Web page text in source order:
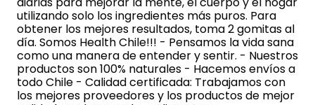
utilizando solo los ingredientes más puros. Para
obtener los mejores resultados, toma 2 gomitas al
día. Somos Health Chile!!! - Pensamos la vida sana
como una manera de entender y sentir. - Nuestros
productos son 100% naturales - Hacemos envíos a
todo Chile - Calidad certificada: Trabajamos con
los mejores proveedores y los productos de mejor